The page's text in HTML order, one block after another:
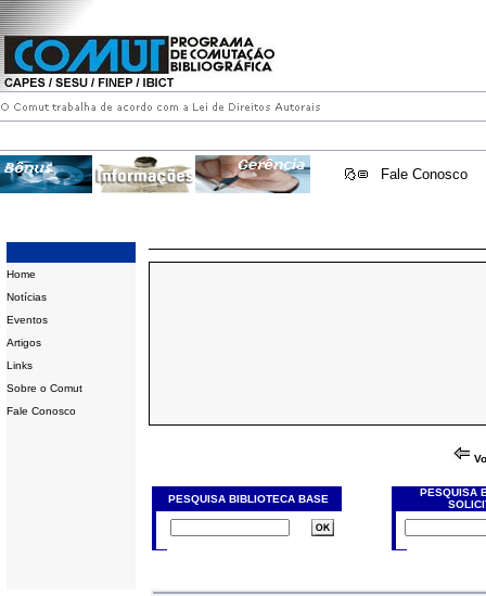
Fale Conosco
Home
Notícias
Eventos
Artigos
Links
Sobre o Comut
Fale Conosco
PESQUISA BIBLIOTECA BASE
PESQUISA